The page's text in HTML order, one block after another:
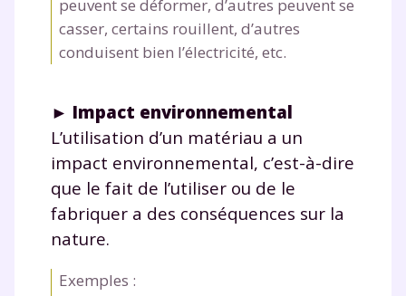
peuvent se déformer, d’autres peuvent se
casser, certains rouillent, d’autres
conduisent bien l’électricité, etc.
► Impact environnemental
L’utilisation d’un matériau a un
impact environnemental, c’est-à-dire
que le fait de l’utiliser ou de le
fabriquer a des conséquences sur la
nature.
Exemples :